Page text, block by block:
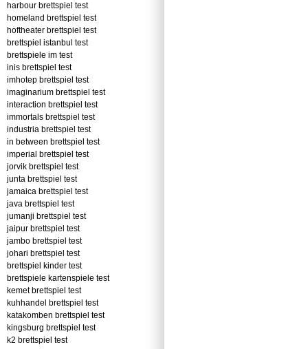
harbour brettspiel test
homeland brettspiel test
hoftheater brettspiel test
brettspiel istanbul test
brettspiele im test
inis brettspiel test
imhotep brettspiel test
imaginarium brettspiel test
interaction brettspiel test
immortals brettspiel test
industria brettspiel test
in between brettspiel test
imperial brettspiel test
jorvik brettspiel test
junta brettspiel test
jamaica brettspiel test
java brettspiel test
jumanji brettspiel test
jaipur brettspiel test
jambo brettspiel test
johari brettspiel test
brettspiel kinder test
brettspiele kartenspiele test
kemet brettspiel test
kuhhandel brettspiel test
katakomben brettspiel test
kingsburg brettspiel test
k2 brettspiel test